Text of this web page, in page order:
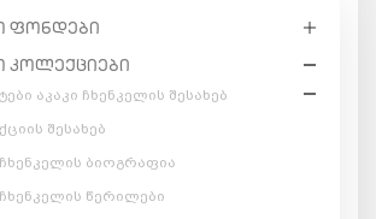
ᲤᲝᲜᲓᲔᲑᲘ
ᲙᲝᲚᲔᲥᲪᲘᲔᲑᲘ
აკაკი ჩხენკელის შესახებ
შესახებ
ჩხენკელის ბიოგრაფია
ჩხენკელის წერილები